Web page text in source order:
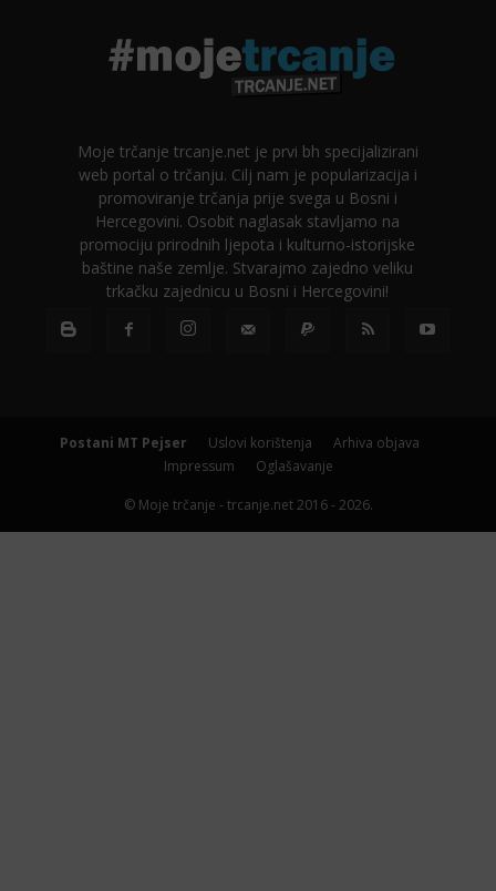
Moje trčanje trcanje.net je prvi bh specijalizirani
web portal o trčanju. Cilj nam je popularizacija i
promoviranje trčanja prije svega u Bosni i
Hercegovini. Osobit naglasak stavljamo na
promociju prirodnih ljepota i kulturno-istorijske
baštine naše zemlje. Stvarajmo zajedno veliku
trkačku zajednicu u Bosni i Hercegovini!
Postani MT Pejser Uslovi korištenja
Arhiva objava
Impressum
Oglašavanje
© Moje trčanje - trcanje.net 2016 - 2026.